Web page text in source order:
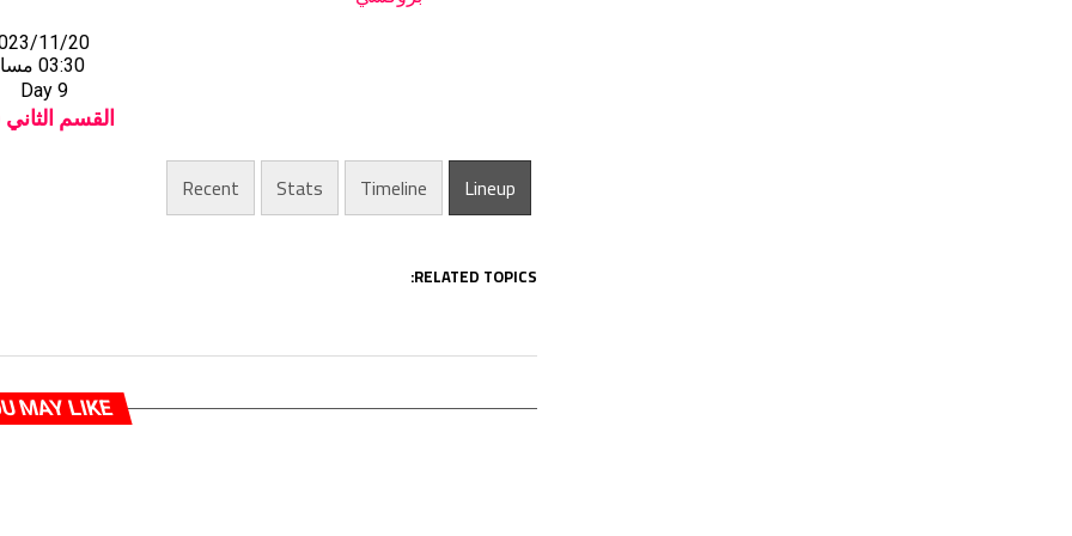
11/20
03:30 مساءً
Day 9
القسم
Lineup
Timeline
Stats
Recent
RELATED TOPICS:
MAY LIKE